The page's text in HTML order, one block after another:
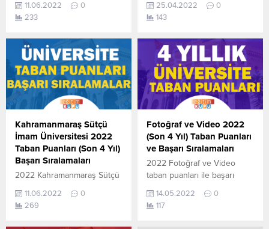
güncel haline aşağıdaki
tablodan ulaşabilirsiniz. Hitit
TYT AYT (YKS) Taban
Puanları ve Başarı
Sıralamaları aşağıdaki gibidir.
Bu puanlar son 4 yılına ait
Üniversite yerleştirme
puanlarıdır. Sayfamızdaki
verilerin
tamamı ÖSYM ve YÖK-
YÖKATLAS tarafından
yayınlanmış olan en son
güncel puanlardır. 4 yıllık
bölümleri...
11.06.2022
0
233
başarı sıralamaları açıklandı.
En güncel haline aşağıdaki
TYT AYT (YKS) Taban
Puanları ve Başarı
Sıralamaları son 4 yıla ait
veriler aşağıdaki gibidir. Bu
puanlar 2021, 2020, 2019 ve
2018 yıllarına ait Üniversite
yerleştirme puanlarıdır.
Sayfamızdaki verilerin
tamamı ÖSYM ve YÖK-
YÖKATLAS tarafından...
25.04.2022
0
143
Kahramanmaraş Sütçü
İmam Üniversitesi 2022
Taban Puanları (Son 4 Yıl)
Başarı Sıralamaları
2022 Kahramanmaraş Sütçü
puanları ile başarı
sıralamaları açıklandı. En
11.06.2022
0
269
Fotoğraf ve Video 2022
(Son 4 Yıl) Taban Puanları
ve Başarı Sıralamaları
2022 Fotoğraf ve Video
taban puanları ile başarı
güncel haline aşağıdaki
tablodan ulaşabilirsiniz. 2022
14.05.2022
0
117